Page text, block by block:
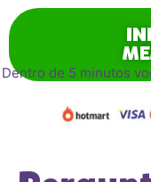
Dentro de 5 minutos